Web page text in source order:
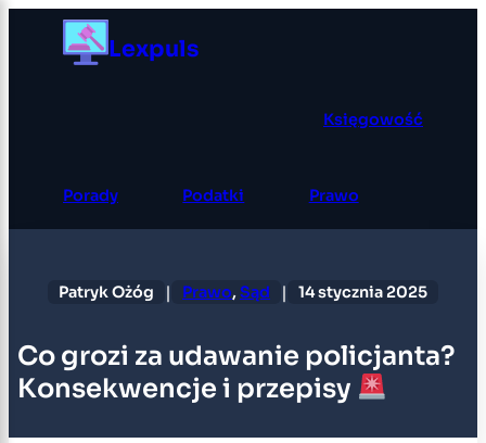
Przejdź
Lexpuls
Księgowość
Porady Podatki Prawo
Patryk Ożóg | Prawo, Sąd | 14 stycznia 2025
Co grozi za udawanie policjanta?
Konsekwencje i przepisy